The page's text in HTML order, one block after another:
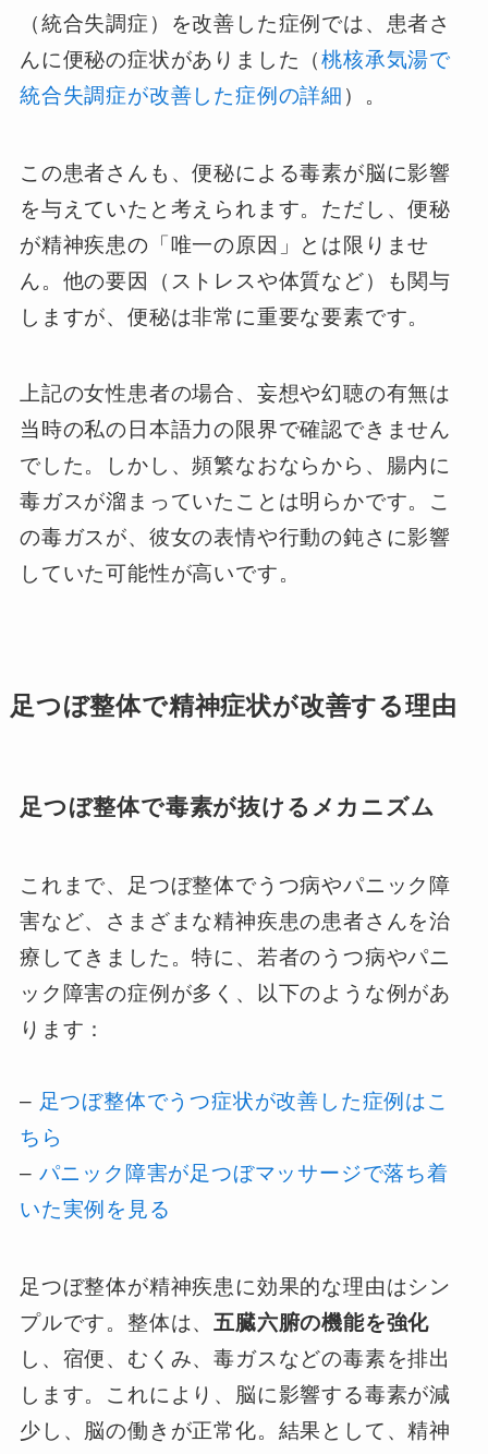
（統合失調症）を改善した症例では、患者さ
んに便秘の症状がありました（桃核承気湯で
統合失調症が改善した症例の詳細 ）。
この患者さんも、便秘による毒素が脳に影響
を与えていたと考えられます。ただし、便秘
が精神疾患の「唯一の原因」とは限りませ
ん。他の要因（ストレスや体質など）も関与
しますが、便秘は非常に重要な要素です。
上記の女性患者の場合、妄想や幻聴の有無は
当時の私の日本語力の限界で確認できません
でした。しかし、頻繁なおならから、腸内に
毒ガスが溜まっていたことは明らかです。こ
の毒ガスが、彼女の表情や行動の鈍さに影響
していた可能性が高いです。
足つぼ整体で精神症状が改善する理由
足つぼ整体で毒素が抜けるメカニズム
これまで、足つぼ整体でうつ病やパニック障
害など、さまざまな精神疾患の患者さんを治
療してきました。特に、若者のうつ病やパニ
ック障害の症例が多く、以下のような例があ
ります：
– 足つぼ整体でうつ症状が改善した症例はこ
ちら
– パニック障害が足つぼマッサージで落ち着
いた実例を見る
足つぼ整体が精神疾患に効果的な理由はシン
プルです。整体は、 五臓六腑の機能を強化
し、宿便、むくみ、毒ガスなどの毒素を排出
します。これにより、脳に影響する毒素が減
少し、脳の働きが正常化。結果として、精神